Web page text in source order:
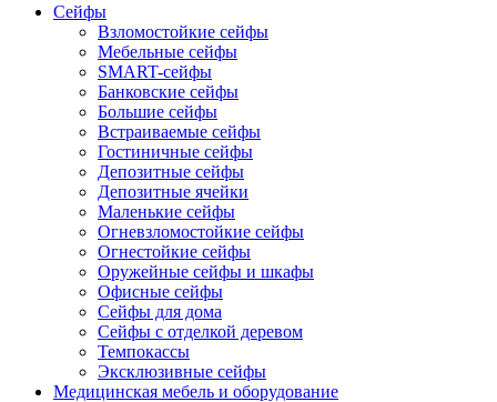
Сейфы
Взломостойкие сейфы
Мебельные сейфы
SMART-сейфы
Банковские сейфы
Большие сейфы
Встраиваемые сейфы
Гостиничные сейфы
Депозитные сейфы
Депозитные ячейки
Маленькие сейфы
Огневзломостойкие сейфы
Огнестойкие сейфы
Оружейные сейфы и шкафы
Офисные сейфы
Сейфы для дома
Сейфы с отделкой деревом
Темпокассы
Эксклюзивные сейфы
Медицинская мебель и оборудование